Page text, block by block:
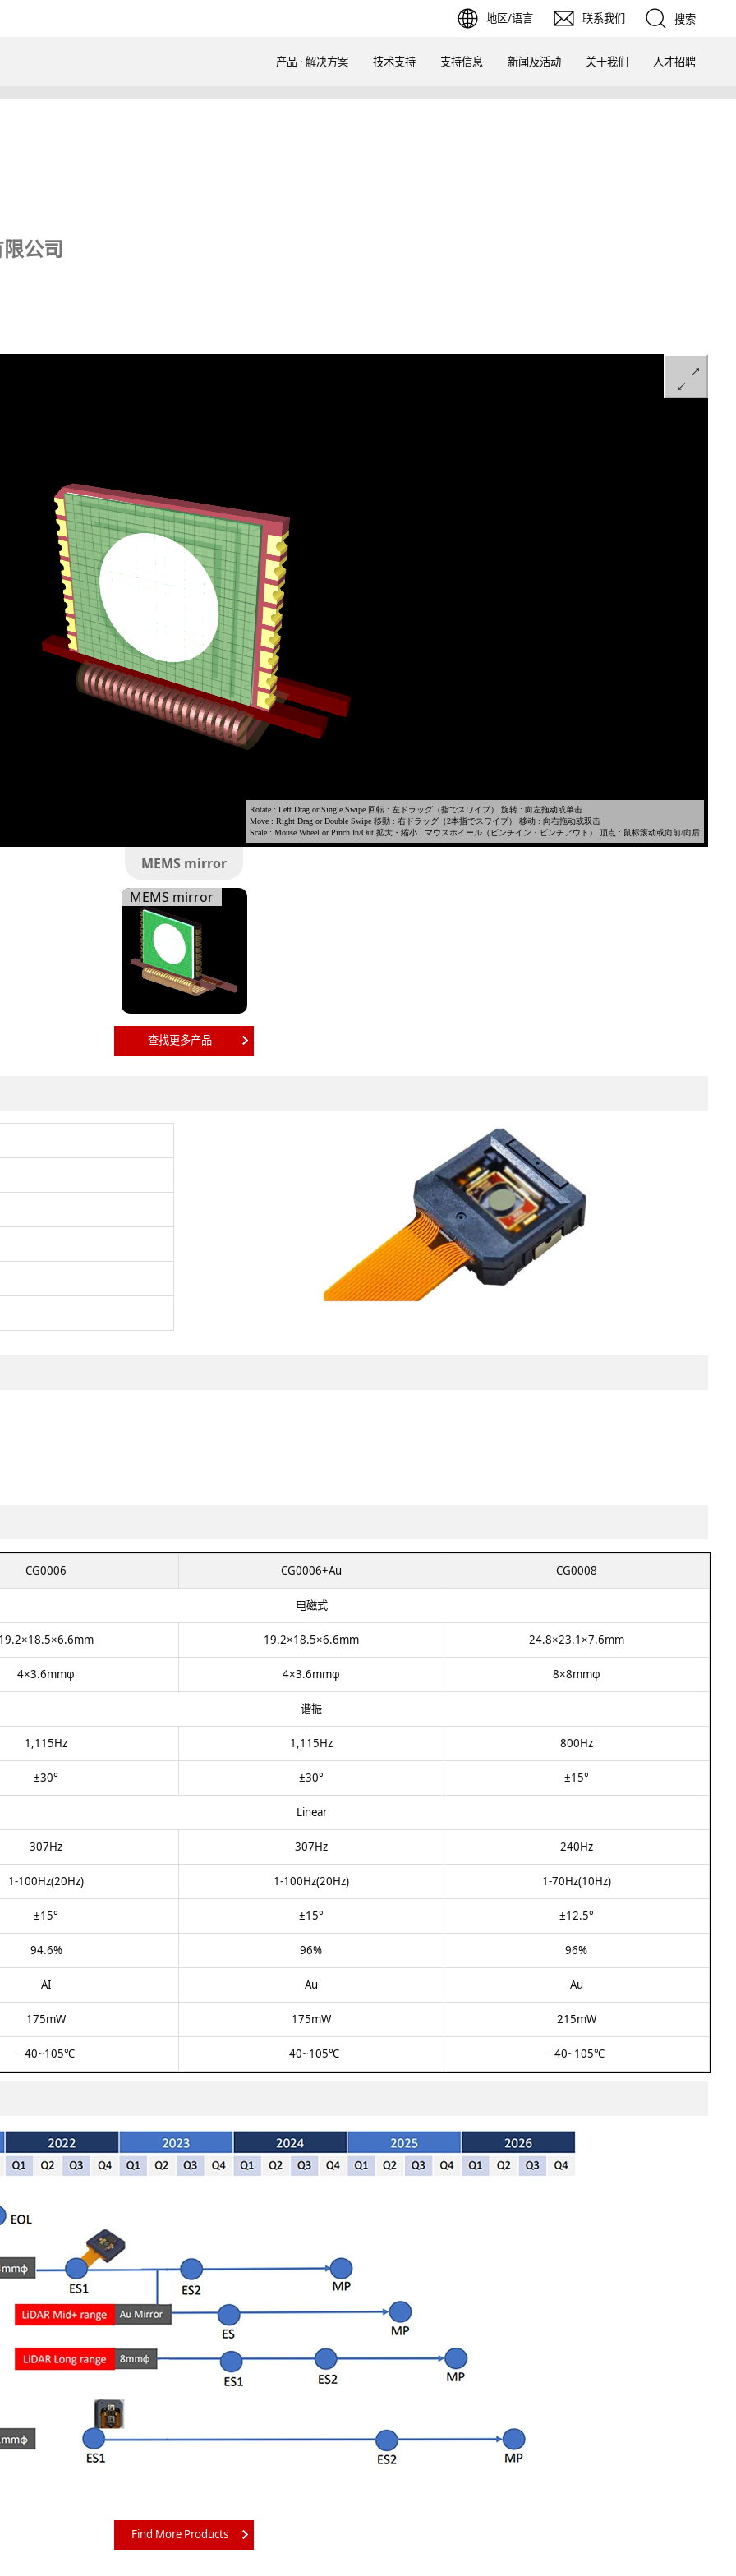
地区/语言 联系我们 搜索
产品 · 解决方案 技术支持 支持信息 新闻及活动 关于我们 人才招聘
公司
MEMS mirror
MEMS mirror
查找更多产品
CG0006 CG0006+Au​ CG0008​
电磁式​
19.2×18.5×6.6mm​ 24.8×23.1×7.6mm​
4×3.6mmφ​ 4×3.6mmφ​ 8×8mmφ​
谐振​
1,115Hz​ 1,115Hz​ 800Hz​
±30°​ ±30°​ ±15°​
Linear​​
307Hz​​ 307Hz​​ 240Hz​​
1-100Hz(20Hz)​​ 1-100Hz(20Hz)​ 1-70Hz(10Hz)​​
±15°​​ ±15​° ±12.5°​
94.6%​ 96%​ 96%​
AI Au​​ Au​​
175mW​ 175mW​ 215mW​​​
−40~105℃​ −40~105℃​ −40~105℃​
Find More Products